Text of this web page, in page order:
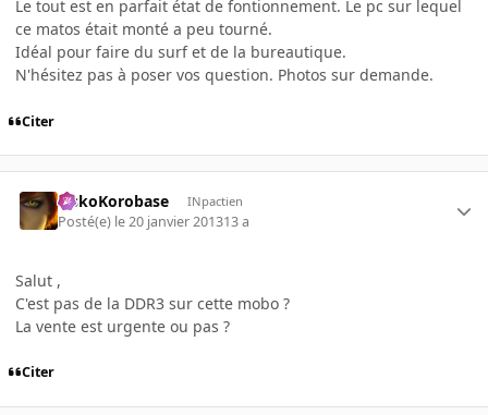
Le tout est en parfait état de fontionnement. Le pc sur lequel
ce matos était monté a peu tourné.
Idéal pour faire du surf et de la bureautique.
N'hésitez pas à poser vos question. Photos sur demande.
Citer
SiskoKorobase INpactien
Posté(e) le 20 janvier 201313 a
Salut ,
C'est pas de la DDR3 sur cette mobo ?
La vente est urgente ou pas ?
Citer